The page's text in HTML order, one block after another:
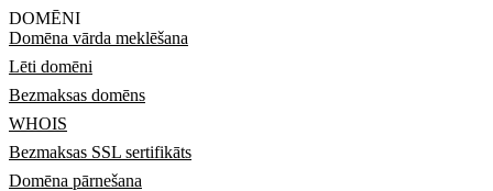
DOMĒNI
Domēna vārda meklēšana
Lēti domēni
Bezmaksas domēns
WHOIS
Bezmaksas SSL sertifikāts
Domēna pārnešana